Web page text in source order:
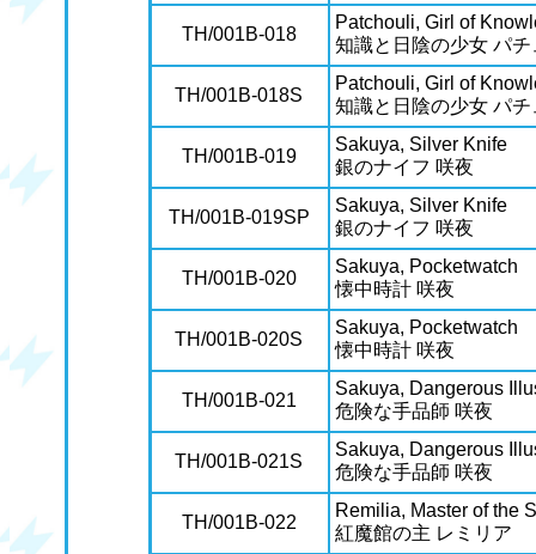
TH/001B-018
Patchouli, Girl of
知識と日陰の少女 パ
TH/001B-018S
Patchouli, Girl of
知識と日陰の少女 パ
TH/001B-019
Sakuya, Silver Knife
銀のナイフ 咲夜
TH/001B-019SP
Sakuya, Silver Knife
銀のナイフ 咲夜
TH/001B-020
Sakuya, Pocketwatch
懐中時計 咲夜
TH/001B-020S
Sakuya, Pocketwatch
懐中時計 咲夜
TH/001B-021
Sakuya, Dangerous
危険な手品師 咲夜
TH/001B-021S
Sakuya, Dangerous
危険な手品師 咲夜
TH/001B-022
Remilia, Master of the
紅魔館の主 レミリア